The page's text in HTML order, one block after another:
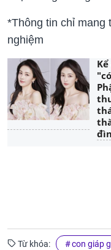
*Thông tin chỉ mang
nghiệm
Từ khóa: con giáp